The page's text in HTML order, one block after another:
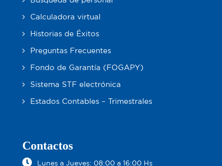
Calculadora virtual
Historias de Éxitos
Preguntas Frecuentes
Fondo de Garantía (FOGAPY)
Sistema STF electrónica
Estados Contables – Trimestrales
Contactos
Lunes a Jueves: 08:00 a 16:00 Hs